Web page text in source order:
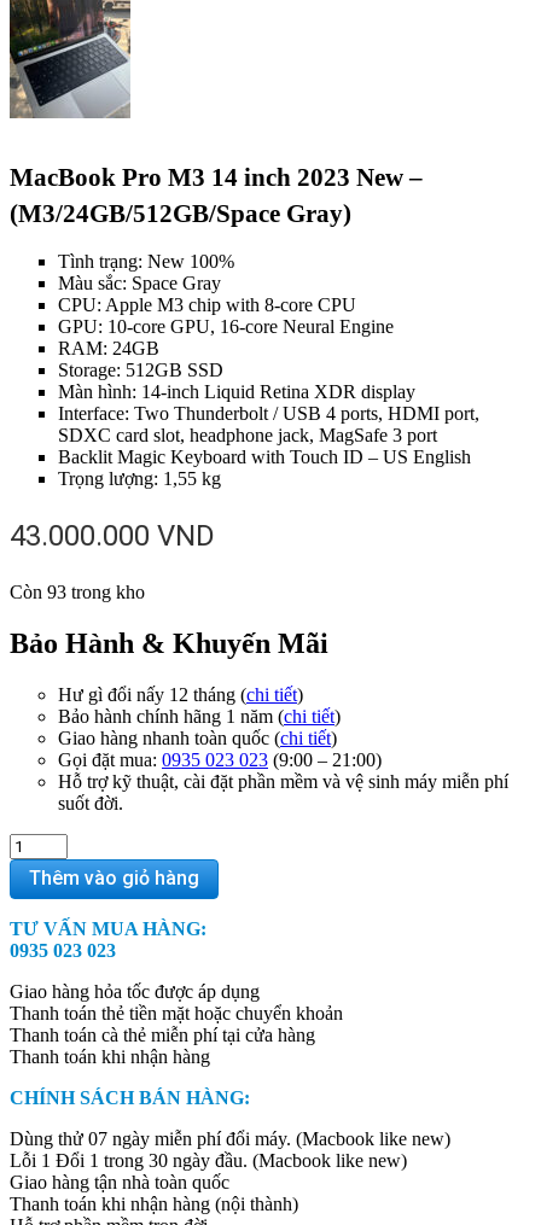
MacBook Pro M3 14 inch 2023 New –
(M3/24GB/512GB/Space Gray)
Tình trạng: New 100%
Màu sắc: Space Gray
CPU: Apple M3 chip with 8-core CPU
GPU: 10-core GPU, 16-core Neural Engine
RAM: 24GB
Storage: 512GB SSD
Màn hình: 14-inch Liquid Retina XDR display
Interface: Two Thunderbolt / USB 4 ports, HDMI port,
SDXC card slot, headphone jack, MagSafe 3 port
Backlit Magic Keyboard with Touch ID – US English
Trọng lượng: 1,55 kg
43.000.000 VND
Còn 93 trong kho
Bảo Hành & Khuyến Mãi
Hư gì đổi nấy 12 tháng (chi tiết)
Bảo hành chính hãng 1 năm (chi tiết)
Giao hàng nhanh toàn quốc (chi tiết)
Gọi đặt mua: 0935 023 023 (9:00 – 21:00)
Hỗ trợ kỹ thuật, cài đặt phần mềm và vệ sinh máy miễn phí
suốt đời.
MacBook
Pro
M3
inch
2023
–
(M3/24GB/512GB/Space
Gray)
quantity
Thêm vào giỏ hàng
TƯ VẤN MUA HÀNG:
0935 023 023
Giao hàng hỏa tốc được áp dụng
Thanh toán thẻ tiền mặt hoặc chuyển khoản
Thanh toán cà thẻ miễn phí tại cửa hàng
Thanh toán khi nhận hàng
CHÍNH SÁCH BÁN HÀNG:
Dùng thử 07 ngày miễn phí đổi máy. (Macbook like new)
Lỗi 1 Đổi 1 trong 30 ngày đầu. (Macbook like new)
Giao hàng tận nhà toàn quốc
Thanh toán khi nhận hàng (nội thành)